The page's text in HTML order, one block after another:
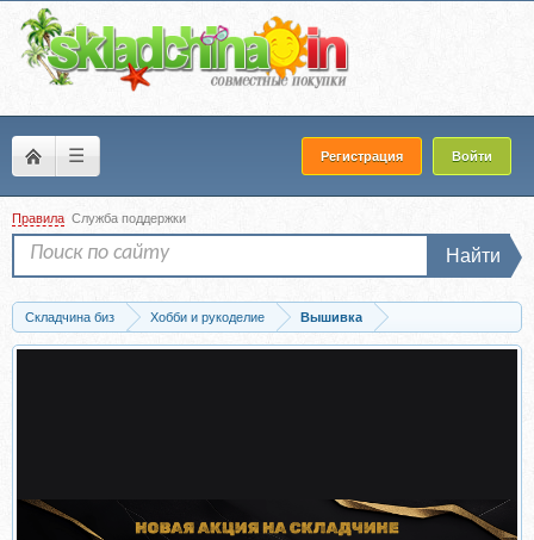
☰ Регистрация Войти
Правила Служба поддержки
Найти
Складчина биз Хобби и рукоделие
Вышивка
Скачать Золотое шитье. Техника, проекты, тонкости (Эверетт Хэзел)